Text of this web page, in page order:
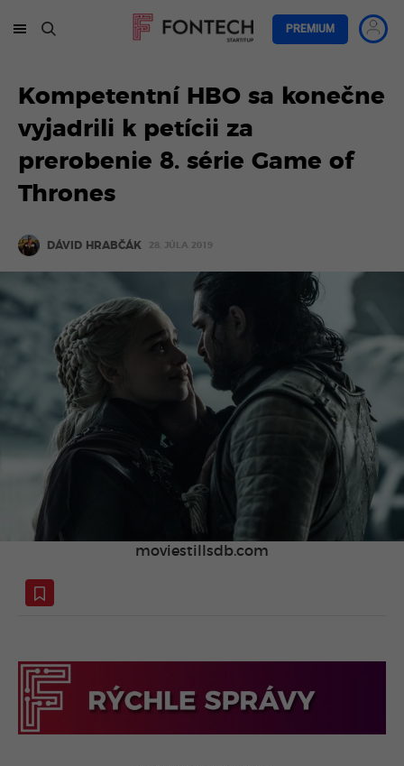
PREMIUM
Kompetentní HBO sa konečne
vyjadrili k petícii za
prerobenie 8. série Game of
Thrones
DÁVID HRABČÁK 28. JÚLA 2019
moviestillsdb.com